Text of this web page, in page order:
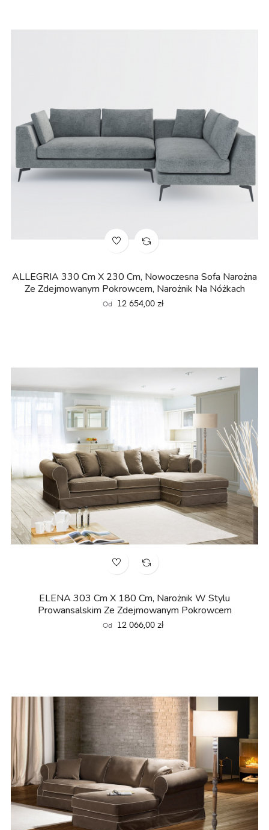
ALLEGRIA 330 Cm X 230 Cm, Nowoczesna Sofa Narożna
Ze Zdejmowanym Pokrowcem, Narożnik Na Nóżkach
Od Cena
12 654,00 zł
ELENA 303 Cm X 180 Cm, Narożnik W Stylu
Prowansalskim Ze Zdejmowanym Pokrowcem
Od Cena
12 066,00 zł